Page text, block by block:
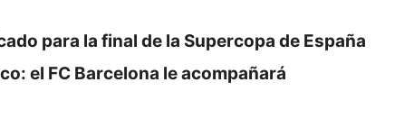
para la final de la Supercopa de España
el FC Barcelona le acompañará